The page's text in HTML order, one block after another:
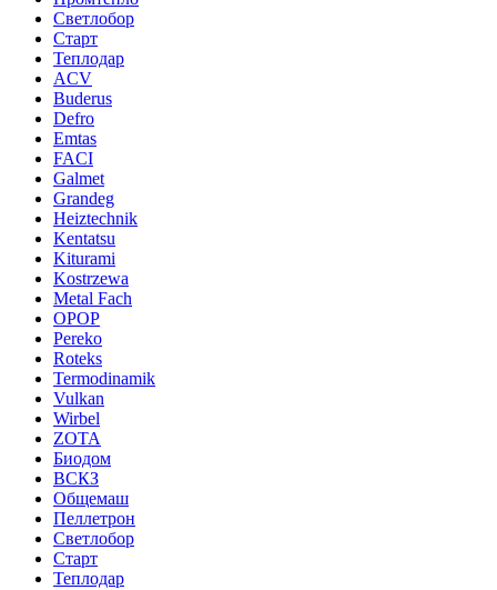
Светлобор
Старт
Теплодар
ACV
Buderus
Defro
Emtas
FACI
Galmet
Grandeg
Heiztechnik
Kentatsu
Kiturami
Kostrzewa
Metal Fach
OPOP
Pereko
Roteks
Termodinamik
Vulkan
Wirbel
ZOTA
Биодом
ВСКЗ
Общемаш
Пеллетрон
Светлобор
Старт
Теплодар